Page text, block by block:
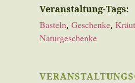
Veranstaltung-Tags:
Basteln, Geschenke,
Naturgeschenke